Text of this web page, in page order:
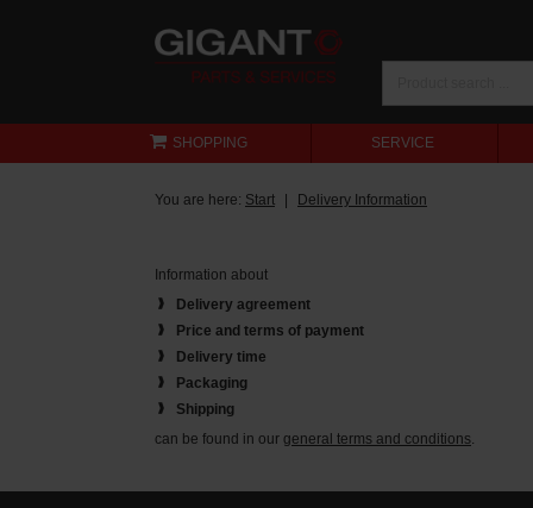
SHOPPING SERVICE
You are here: Start Delivery Information
Information about
Delivery agreement
Price and terms of payment
Delivery time
Packaging
Shipping
can be found in our general terms and conditions.